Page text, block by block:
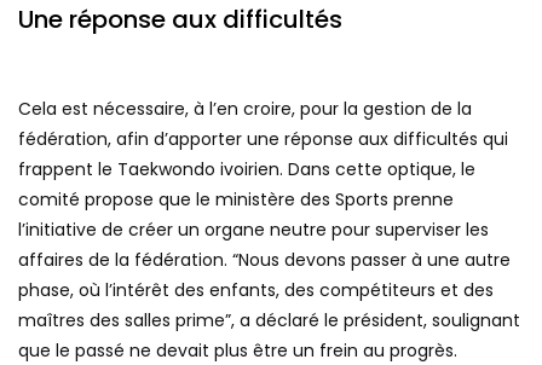
Une réponse aux difficultés
Cela est nécessaire, à l’en croire, pour la gestion de la
fédération, afin d’apporter une réponse aux difficultés qui
frappent le Taekwondo ivoirien. Dans cette optique, le
comité propose que le ministère des Sports prenne
l’initiative de créer un organe neutre pour superviser les
affaires de la fédération. “Nous devons passer à une autre
phase, où l’intérêt des enfants, des compétiteurs et des
maîtres des salles prime”, a déclaré le président, soulignant
que le passé ne devait plus être un frein au progrès.